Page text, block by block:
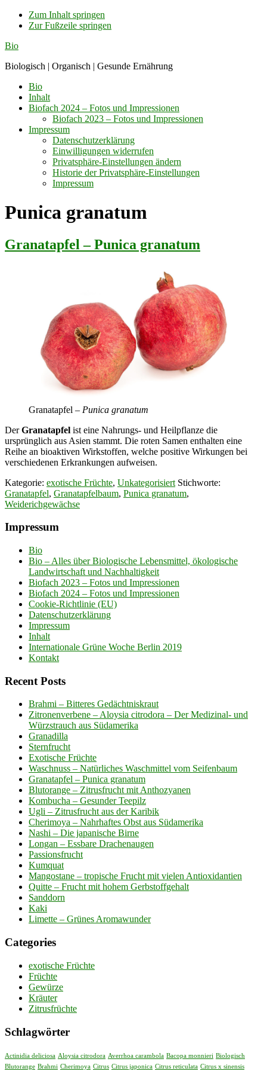
Zum Inhalt springen
Zur Fußzeile springen
Bio
Biologisch | Organisch | Gesunde Ernährung
Bio
Inhalt
Biofach 2024 – Fotos und Impressionen
Biofach 2023 – Fotos und Impressionen
Impressum
Datenschutzerklärung
Einwilligungen widerrufen
Privatsphäre-Einstellungen ändern
Historie der Privatsphäre-Einstellungen
Impressum
Punica granatum
Granatapfel – Punica granatum
Granatapfel – Punica granatum
DerGranatapfel ist eine Nahrungs- und Heilpflanze die
ursprünglich aus Asien stammt. Die roten Samen enthalten eine
Reihe an bioaktiven Wirkstoffen, welche positive Wirkungen bei
verschiedenen Erkrankungen aufweisen.
Kategorie: exotische Früchte, Unkategorisiert Stichworte:
Granatapfel, Granatapfelbaum, Punica granatum,
Weiderichgewächse
Footer
Impressum
Bio
Bio – Alles über Biologische Lebensmittel, ökologische
Landwirtschaft und Nachhaltigkeit
Biofach 2023 – Fotos und Impressionen
Biofach 2024 – Fotos und Impressionen
Cookie-Richtlinie (EU)
Datenschutzerklärung
Impressum
Inhalt
Internationale Grüne Woche Berlin 2019
Kontakt
Recent Posts
Brahmi – Bitteres Gedächtniskraut
Zitronenverbene – Aloysia citrodora – Der Medizinal- und
Würzstrauch aus Südamerika
Granadilla
Sternfrucht
Exotische Früchte
Waschnuss – Natürliches Waschmittel vom Seifenbaum
Granatapfel – Punica granatum
Blutorange – Zitrusfrucht mit Anthozyanen
Kombucha – Gesunder Teepilz
Ugli – Zitrusfrucht aus der Karibik
Cherimoya – Nahrhaftes Obst aus Südamerika
Nashi – Die japanische Birne
Longan – Essbare Drachenaugen
Passionsfrucht
Kumquat
Mangostane – tropische Frucht mit vielen Antioxidantien
Quitte – Frucht mit hohem Gerbstoffgehalt
Sanddorn
Kaki
Limette – Grünes Aromawunder
Categories
exotische Früchte
Früchte
Gewürze
Kräuter
Zitrusfrüchte
Schlagwörter
Actinidia deliciosa Aloysia citrodora Averrhoa carambola Bacopa monnieri Biologisch
Blutorange Brahmi Cherimoya Citrus Citrus japonica Citrus reticulata Citrus x sinensis